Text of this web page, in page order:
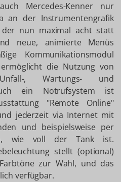
Mercedes-Kenner nur
an der Instrumentengrafik
nun maximal acht statt
neue, animierte Menüs
Kommunikationsmodul
die Nutzung von
, Wartungs- und
ein Notrufsystem ist
"Remote Online"
jederzeit via Internet mit
und beispielsweise per
wie voll der Tank ist.
stellt (optional)
zur Wahl, und das
verfügbar.